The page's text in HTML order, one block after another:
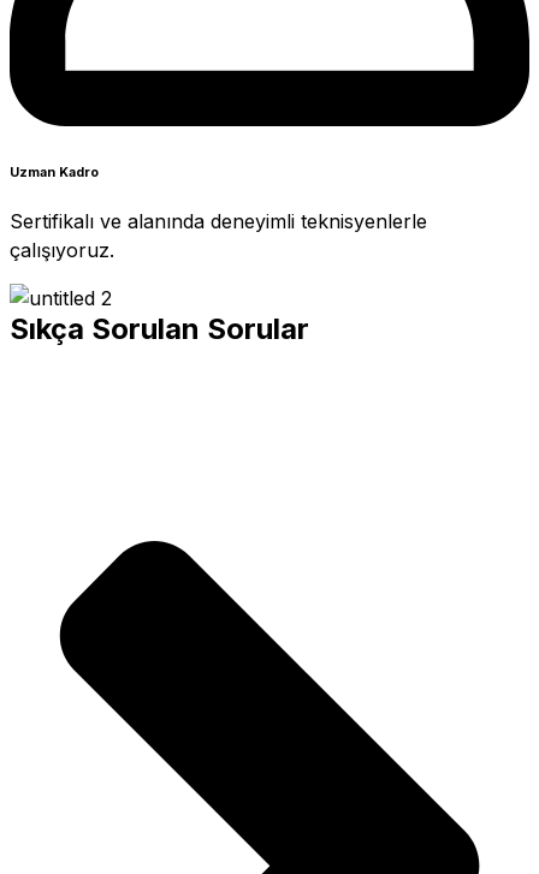
Uzman Kadro
Sertifikalı ve alanında deneyimli teknisyenlerle
çalışıyoruz.
Sıkça Sorulan Sorular